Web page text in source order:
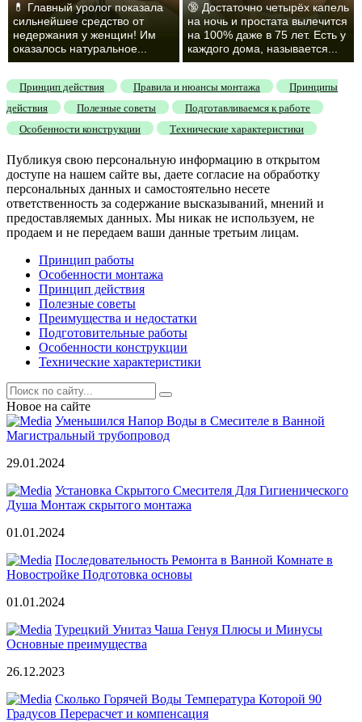
💊 Главный уролог показала
сильнейшее средство от
недержания у женщин! Им
оказалось натуральное...
🔞 Достаточно четырёх капель
на ночь и простата вылечится
на 100% даже в 75 лет. Есть у
каждого дома, называется...
Принцип действия Правила и нюансы монтажа
Принципы
действия
Полезные советы
Подготавливаемся к работе
Особенности конструкции
Технические характеристики
Публикуя свою персональную информацию в открытом
доступе на нашем сайте вы, даете согласие на обработку
персональных данных и самостоятельно несете
ответственность за содержание высказываний, мнений и
предоставляемых данных. Мы никак не используем, не
продаем и не передаем ваши данные третьим лицам.
Принцип работы
Особенности монтажа
Принцип действия
Полезные советы
Преимущества и недостатки
Подготовительные работы
Особенности конструкции
Технические характеристики
Новое на сайте
Уменьшился Напор Воды в Смесителе в Ванной
Магистральный трубопровод
29.01.2024
Установка Скрытого Смесителя Для Гигиенического
Душа Монтаж скрытого монтажа
01.01.2024
Последовательность Ремонта в Ванной Комнате в
Новостройке Подготовка основы
01.01.2024
Турецкий Унитаз Чаша Генуя Плюсы и Минусы
Основные преимущества
26.12.2023
Сколько Горячей Воды Температура Которой 90
Градусов Перерасчет и компенсация